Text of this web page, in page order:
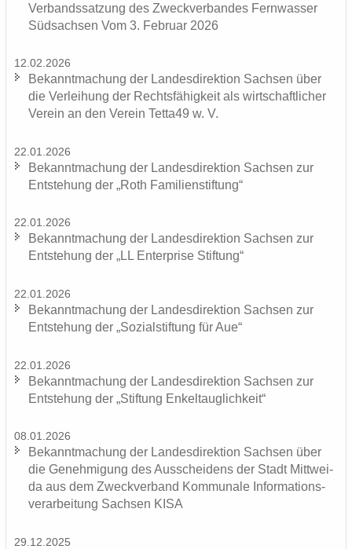
Ver­bands­sat­zung des Zweck­ver­ban­des Fern­was­ser
Süd­sach­sen Vom 3. Fe­bru­ar 2026
12.02.2026
Be­kannt­ma­chung der Lan­des­di­rek­ti­on Sach­sen über
die Ver­lei­hung der Rechts­fä­hig­keit als wirt­schaft­li­cher
Ver­ein an den Ver­ein Tetta49 w. V.
22.01.2026
Be­kannt­ma­chung der Lan­des­di­rek­ti­on Sach­sen zur
Ent­ste­hung der „Roth Fa­mi­li­en­stif­tung“
22.01.2026
Be­kannt­ma­chung der Lan­des­di­rek­ti­on Sach­sen zur
Ent­ste­hung der „LL En­ter­pri­se Stif­tung“
22.01.2026
Be­kannt­ma­chung der Lan­des­di­rek­ti­on Sach­sen zur
Ent­ste­hung der „So­zi­al­stif­tung für Aue“
22.01.2026
Be­kannt­ma­chung der Lan­des­di­rek­ti­on Sach­sen zur
Ent­ste­hung der „Stif­tung En­kel­taug­lich­keit“
08.01.2026
Be­kannt­ma­chung der Lan­des­di­rek­ti­on Sach­sen über
die Ge­neh­mi­gung des Aus­schei­dens der Stadt Mitt­wei­
da aus dem Zweck­ver­band Kom­mu­na­le In­for­ma­ti­ons­
ver­ar­bei­tung Sach­sen KISA
29.12.2025